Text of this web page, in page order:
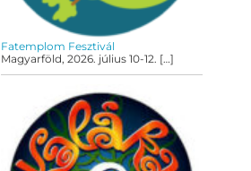
Fatemplom Fesztivál
Magyarföld, 2026. július 10-12. […]